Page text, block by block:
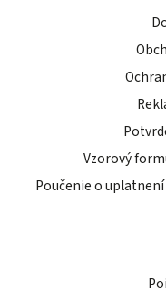
Vzorový
Poučenie o